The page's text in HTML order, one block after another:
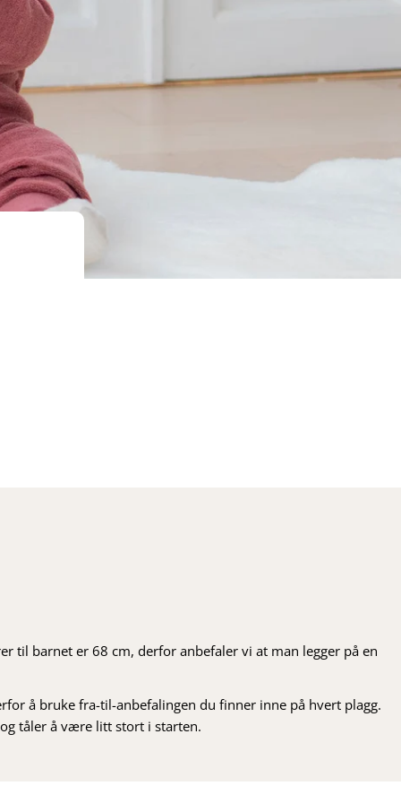
til barnet er 68 cm, derfor anbefaler vi at man legger på en
å bruke fra-til-anbefalingen du finner inne på hvert plagg.
tåler å være litt stort i starten.